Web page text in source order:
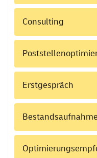
Consulting
Erstgespräch
Bestandsaufnahme